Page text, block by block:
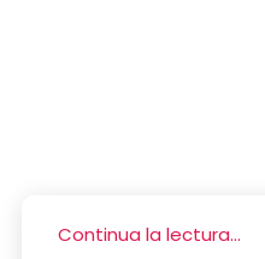
Continua la lectura...